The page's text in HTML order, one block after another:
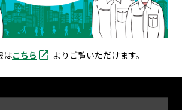
はこちら よりご覧いただけます。